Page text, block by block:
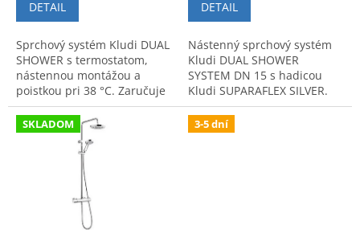
DETAIL
Sprchový systém Kludi DUAL
SHOWER s termostatom,
nástennou montážou a
poistkou pri 38 °C. Zaručuje
komfort, bezpečie a
moderný dizajn.
DETAIL
Nástenný sprchový systém
Kludi DUAL SHOWER
SYSTEM DN 15 s hadicou
Kludi SUPARAFLEX SILVER.
SKLADOM 3-5 dní